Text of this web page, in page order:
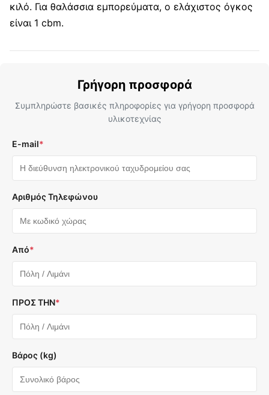
κιλό. Για θαλάσσια εμπορεύματα, ο ελάχιστος όγκος
είναι 1 cbm.
Γρήγορη προσφορά
Συμπληρώστε βασικές πληροφορίες για γρήγορη προσφορά
υλικοτεχνίας
E-mail*
Αριθμός Τηλεφώνου
Από*
ΠΡΟΣ ΤΗΝ*
Βάρος (kg)